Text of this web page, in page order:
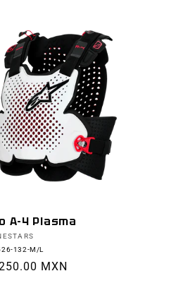
A-4 Plasma
132-M/L
MXN